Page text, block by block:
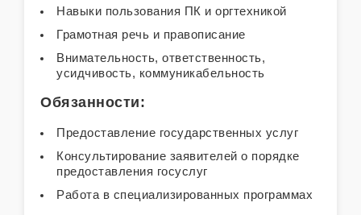
Навыки пользования ПК и оргтехникой
Грамотная речь и правописание
Внимательность, ответственность,
усидчивость, коммуникабельность
Обязанности:
Предоставление государственных услуг
Консультирование заявителей о порядке
предоставления госуслуг
Работа в специализированных программах